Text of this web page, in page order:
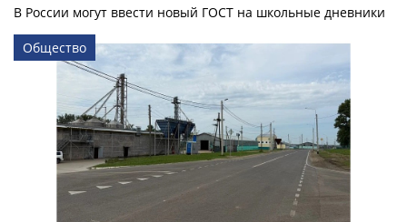
В России могут ввести новый ГОСТ на школьные дневники
Общество